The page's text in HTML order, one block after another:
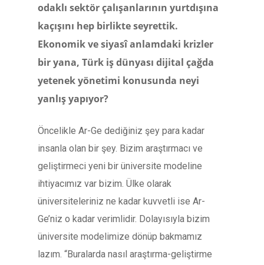
odaklı sektör çalışanlarının yurtdışına
kaçışını hep birlikte seyrettik.
Ekonomik ve siyasî anlamdaki krizler
bir yana, Türk iş dünyası dijital çağda
yetenek yönetimi konusunda neyi
yanlış yapıyor?
Öncelikle Ar-Ge dediğiniz şey para kadar
insanla olan bir şey. Bizim araştırmacı ve
geliştirmeci yeni bir üniversite modeline
ihtiyacımız var bizim. Ülke olarak
üniversiteleriniz ne kadar kuvvetli ise Ar-
Ge’niz o kadar verimlidir. Dolayısıyla bizim
üniversite modelimize dönüp bakmamız
lazım. “Buralarda nasıl araştırma-geliştirme